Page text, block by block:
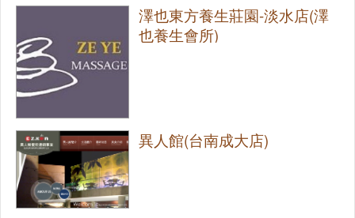
澤也東方養生莊園-淡水店(澤
也養生會所)
異人館(台南成大店)